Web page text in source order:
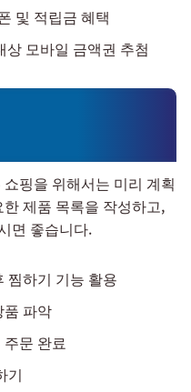
및 적립금 혜택
상 모바일 금액권 추첨
핑을 위해서는 미리 계획
제품 목록을 작성하고,
면 좋습니다.
찜하기 기능 활용
품 파악
문 완료
기